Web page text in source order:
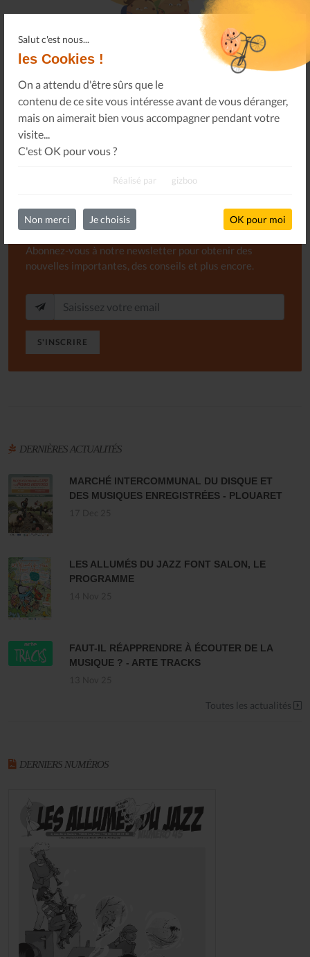
Salut c'est nous...
les Cookies !
On a attendu d'être sûrs que le
contenu de ce site vous intéresse avant de vous déranger,
mais on aimerait bien vous accompagner pendant votre
visite...
C'est OK pour vous ?
Réalisé par gizboo
Non merci Je choisis OK pour moi
Un problème sur le partage !
nous faire tous réapparaître
Newsletter
Abonnez-vous à notre newsletter pour obtenir des
nouvelles importantes, des conseils et plus encore.
S'INSCRIRE
DERNIÈRES ACTUALITÉS
MARCHÉ INTERCOMMUNAL DU DISQUE ET
DES MUSIQUES ENREGISTRÉES - PLOUARET
LES ALLUMÉS DU JAZZ FONT SALON, LE
PROGRAMME
FAUT-IL RÉAPPRENDRE À ÉCOUTER DE LA
MUSIQUE ? - ARTE TRACKS
Toutes les actualités
DERNIERS NUMÉROS